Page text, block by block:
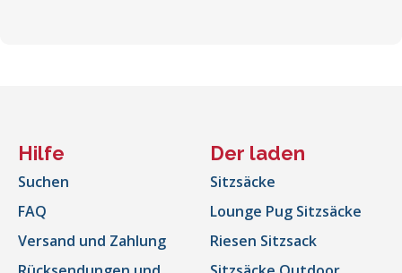
Hilfe
Suchen
FAQ
Versand und Zahlung
Der laden
Sitzsäcke
Lounge Pug Sitzsäcke
Riesen Sitzsack